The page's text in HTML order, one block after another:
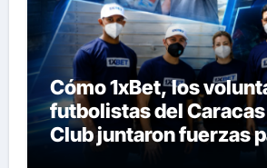
Cómo 1xBet, los
futbolistas del
Club juntaron fuerzas